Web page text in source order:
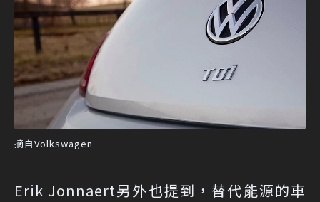
摘自Volkswagen
Erik Jonnaert另外也提到，替代能源的車